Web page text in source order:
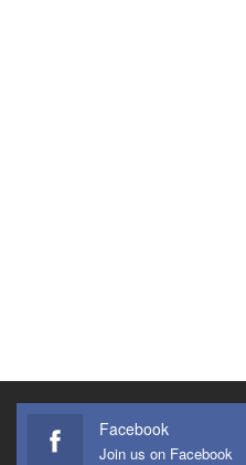
Facebook
Join us on Facebook